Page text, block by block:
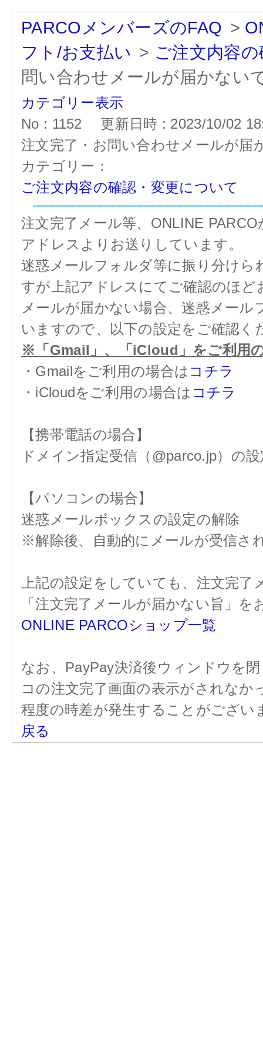
PARCOメンバーズのFAQ >
フト/お支払い > ご注文内容
問い合わせメールが届かない
カテゴリー表示
No : 1152
更新日時 : 2023/10/02
注文完了・お問い合わせメールが届
カテゴリー：
ご注文内容の確認・変更について
注文完了メール等、ONLINE
アドレスよりお送りしています。
迷惑メールフォルダ等に振り分け
すが上記アドレスにてご確認のほど
メールが届かない場合、迷惑メー
いますので、以下の設定をご確認く
※「Gmail」、「iCloud」をご利用
・Gmailをご利用の場合は コチラ
・iCloudをご利用の場合は コチラ
【携帯電話の場合】
ドメイン指定受信（@parco.jp）の
【パソコンの場合】
迷惑メールボックスの設定の解除
※解除後、自動的にメールが受信さ
上記の設定をしていても、注文完
「注文完了メールが届かない旨」
ONLINE PARCOショップ一覧
なお、PayPay決済後ウィンドウを
コの注文完了画面の表示がされなか
程度の時差が発生することがござい
戻る